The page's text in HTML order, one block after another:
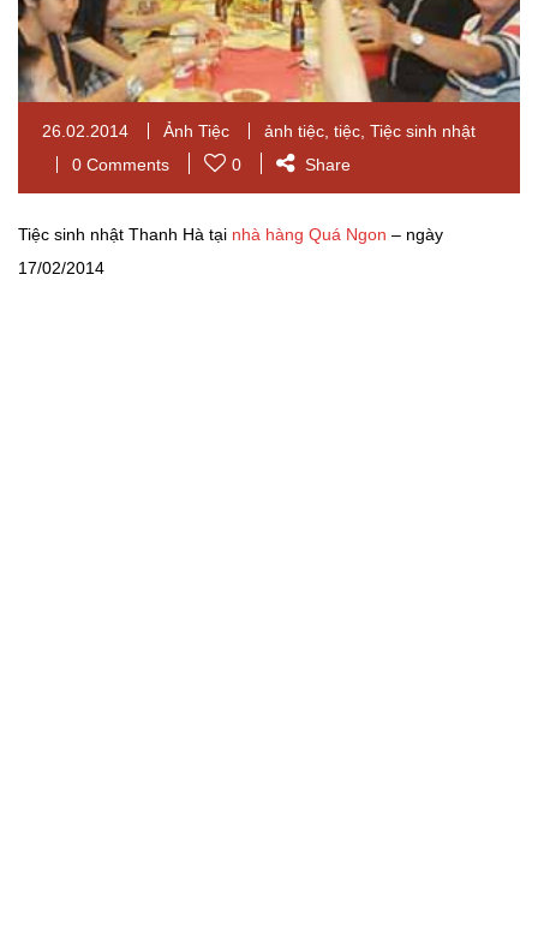
26.02.2014 Ảnh Tiệc ảnh tiệc tiệc Tiệc sinh nhật
0 Comments
0 Share
Tiệc sinh nhật Thanh Hà tại nhà hàng Quá Ngon – ngày
17/02/2014